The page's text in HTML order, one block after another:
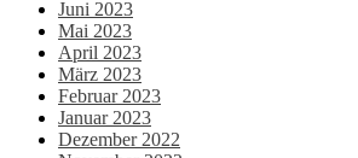
Juni 2023
Mai 2023
April 2023
März 2023
Februar 2023
Januar 2023
Dezember 2022